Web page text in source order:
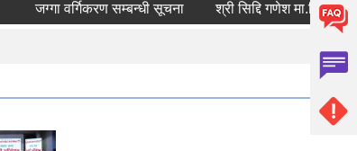
जग्गा वर्गिकरण सम्बन्धी सूचना श्री सिद्दि गणेश मा.वि. मा